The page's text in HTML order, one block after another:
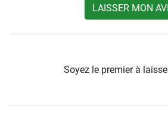
LAISSER MON
Soyez le premier à